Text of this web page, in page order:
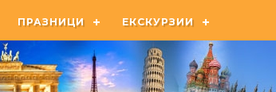
ПРАЗНИЦИ ЕКСКУРЗИИ